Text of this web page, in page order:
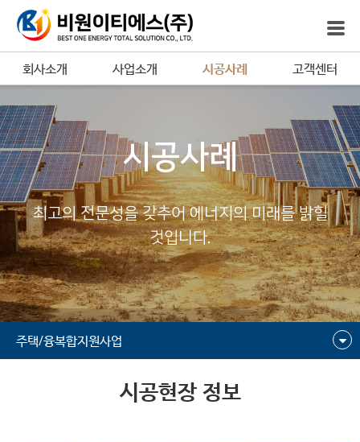
회사소개 사업소개 시공사례 고객센터
시공사례
최고의 전문성을 갖추어 에너지의 미래를 밝힐
것입니다.
주택/융복합지원사업
시공현장 정보